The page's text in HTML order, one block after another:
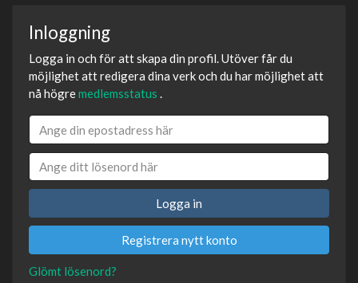
Inloggning
Logga in och för att skapa din profil. Utöver får du
möjlighet att redigera dina verk och du har möjlighet att
nå högremedlemsstatus .
Logga in
Registrera nytt konto
Glömt lösenord?